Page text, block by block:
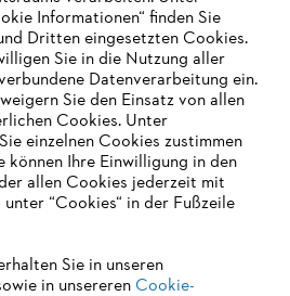
WIRD NICHT
Seite empfehlen wir Ihnen, zu
zu wechseln:
Informationen“ finden Sie
Dritten eingesetzten Cookies.
Sie in die Nutzung aller
Datenverarbeitung ein.
Sie den Einsatz von allen
Cookies. Unter
einzelnen Cookies zustimmen
können Ihre Einwilligung in den
allen Cookies jederzeit mit
“Cookies“ in der Fußzeile
Sie in unseren
in unsereren Cookie-